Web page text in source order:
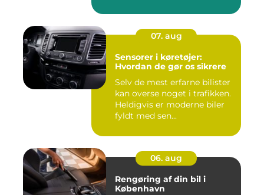
07. aug
Sensorer i køretøjer:
Hvordan de gør os sikrere
Selv de mest erfarne bilister
kan overse noget i trafikken.
Heldigvis er moderne biler
fyldt med sen...
06. aug
Rengøring af din bil i
København